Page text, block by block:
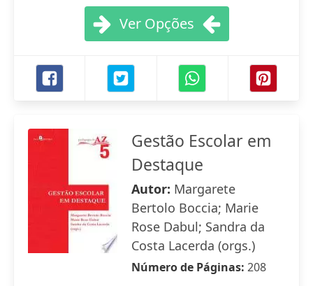
Ver Opções
Gestão Escolar em
Destaque
Autor: Margarete
Bertolo Boccia; Marie
Rose Dabul; Sandra da
Costa Lacerda (orgs.)
Número de Páginas: 208